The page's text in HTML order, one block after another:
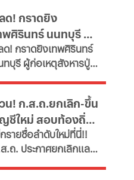
จ่ายบุคลากรพุ่งทะยาน
ทบเงินลงทุนโครงสร้าง
ฐานและการพัฒนา
เทศ เผย 11 สายงานจะ
ไป เช็กที่นี่
ดผู้เสียชีวิต
เป็น 7 ราย บาดเจ็บกว่า
ราย
ด! กราดยิง
พศิรินทร์ นนทบุรี ดับ
บยิงปู่ย่าก่อนบุก
งเรียน
ด! กราดยิงเทพศิรินทร์
ทบุรี ผู้ก่อเหตุสังหารปู่
อนพกอาวุธและกระสุนมา
หตุที่โรงเรียน
น! ก.ส.ถ.ยกเลิก-ขึ้น
ชีใหม่ สอบท้องถิ่น
ทุกภาค
กรายชื่อลำดับใหม่ที่นี่!!
.ถ. ประกาศยกเลิกและ